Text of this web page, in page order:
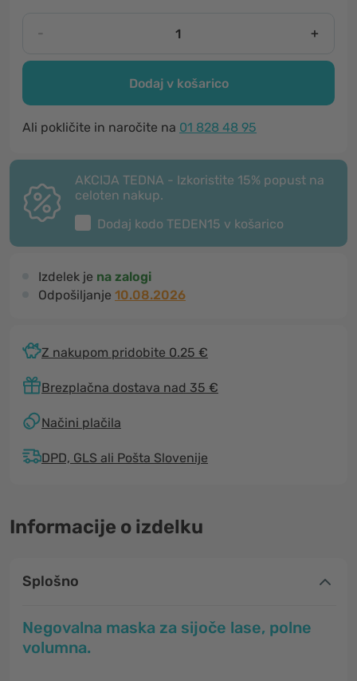
- +
Dodaj v košarico
Ali pokličite in naročite na 01 828 48 95
AKCIJA TEDNA - Izkoristite 15% popust na
celoten nakup.
Dodaj kodo TEDEN15 v košarico
Izdelek je na zalogi
Odpošiljanje 10.08.2026
Z nakupom pridobite 0.25 €
Brezplačna dostava nad 35 €
Načini plačila
DPD, GLS ali Pošta Slovenije
Informacije o izdelku
Splošno
Negovalna maska za sijoče lase, polne
volumna.